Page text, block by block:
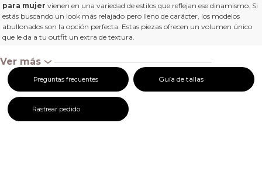
para mujer vienen en una variedad de estilos que reflejan ese dinamismo. Si
estás buscando un look más relajado pero lleno de carácter, los modelos
abullonados son la opción perfecta. Estas piezas ofrecen un volumen único
que le da a tu outfit un extra de textura.
diferentes tonalidades serán el match perfecto. Este material resistente se
convierte en la base perfecta tanto de looks contemporáneos como de estilos
boho o trendy. Su corte estructurado y los diferentes detalles ofrecen mucho
estilo, convirtiéndolas en una prenda versátil que nunca pasa desapercibida.
Y para quienes buscan una prenda que va más allá de lo cotidiano, las
Ver más‹
Preguntas frecuentes Guía de tallas
Rastrear pedido